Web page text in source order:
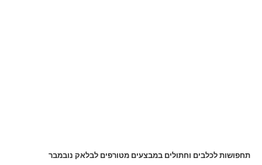
תחפושות לכלבים וחתולים במבצעים מטורפים לבלאק נובמבר